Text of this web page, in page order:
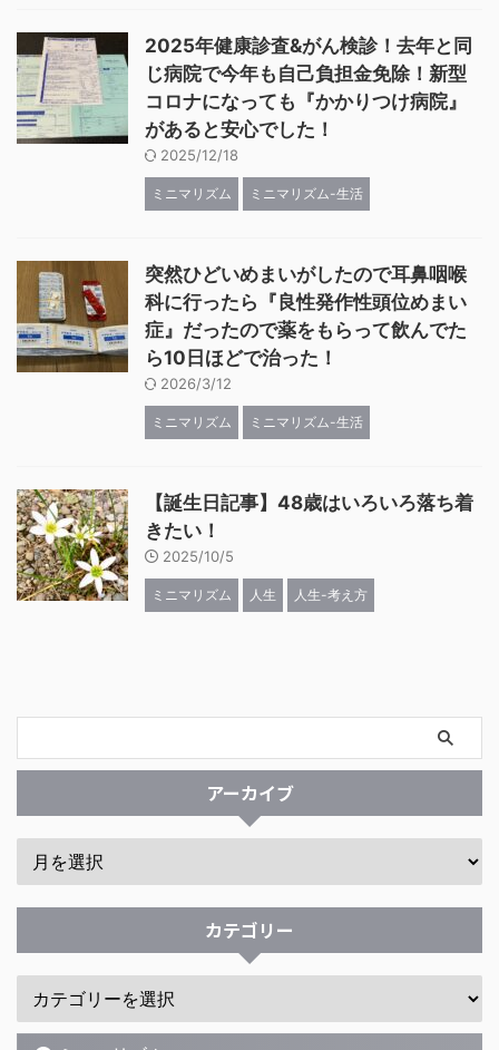
2025年健康診査&がん検診！去年と同
じ病院で今年も自己負担金免除！新型
コロナになっても『かかりつけ病院』
があると安心でした！
2025/12/18
ミニマリズム ミニマリズム-生活
突然ひどいめまいがしたので耳鼻咽喉
科に行ったら『良性発作性頭位めまい
症』だったので薬をもらって飲んでた
ら10日ほどで治った！
2026/3/12
ミニマリズム ミニマリズム-生活
【誕生日記事】48歳はいろいろ落ち着
きたい！
2025/10/5
ミニマリズム 人生 人生-考え方
アーカイブ
カテゴリー